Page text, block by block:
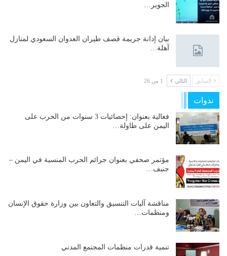
الجوير…
بيان إدانة جريمة قصف طيران العدوان السعودي لمنازل
آهلة…
السابق التالي 1 من 26
ندوات
فعالية بعنوان: إحصائيات 3 سنوات من الحرب على
اليمن على طاولة…
مؤتمر صحفي بعنوان جرائم الحرب المنسية في اليمن –
جنيف…
مناقشة آليات التنسيق والتعاون بين وزارة حقوق الإنسان
ومنظمات…
تنمية قدرات منظمات المجتمع المدني